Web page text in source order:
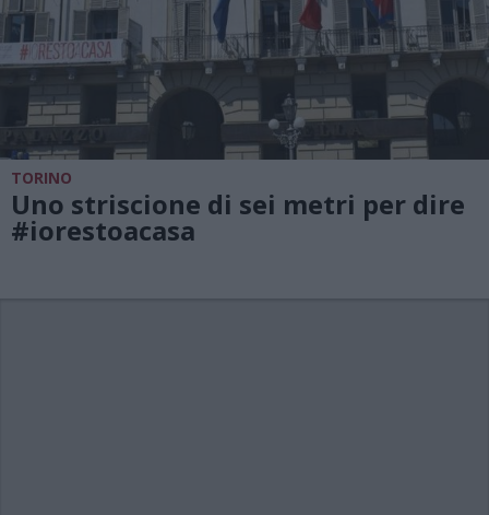
TORINO
Uno striscione di sei metri per dire
#iorestoacasa